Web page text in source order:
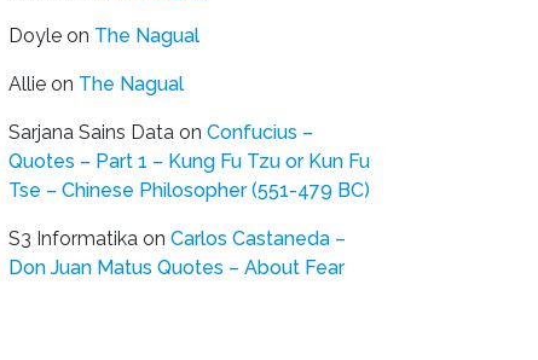
Doyle on The Nagual
Allie on The Nagual
Sarjana Sains Data on Confucius –
Quotes – Part 1 – Kung Fu Tzu or Kun Fu
Tse – Chinese Philosopher (551-479 BC)
S3 Informatika on Carlos Castaneda –
Don Juan Matus Quotes – About Fear